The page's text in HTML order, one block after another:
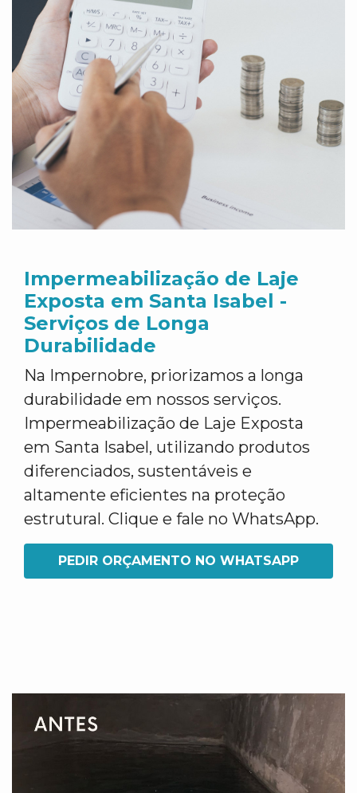
Impermeabilização de Laje
Exposta em Santa Isabel -
Serviços de Longa
Durabilidade
Na Impernobre, priorizamos a longa
durabilidade em nossos serviços.
Impermeabilização de Laje Exposta
em Santa Isabel, utilizando produtos
diferenciados, sustentáveis e
altamente eficientes na proteção
estrutural. Clique e fale no WhatsApp.
PEDIR ORÇAMENTO NO WHATSAPP